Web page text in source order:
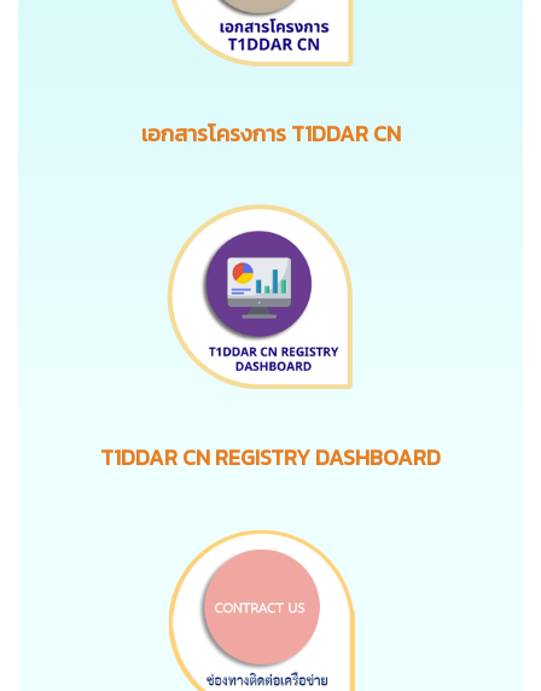
เอกสารโครงการ T1DDAR CN
T1DDAR CN REGISTRY DASHBOARD